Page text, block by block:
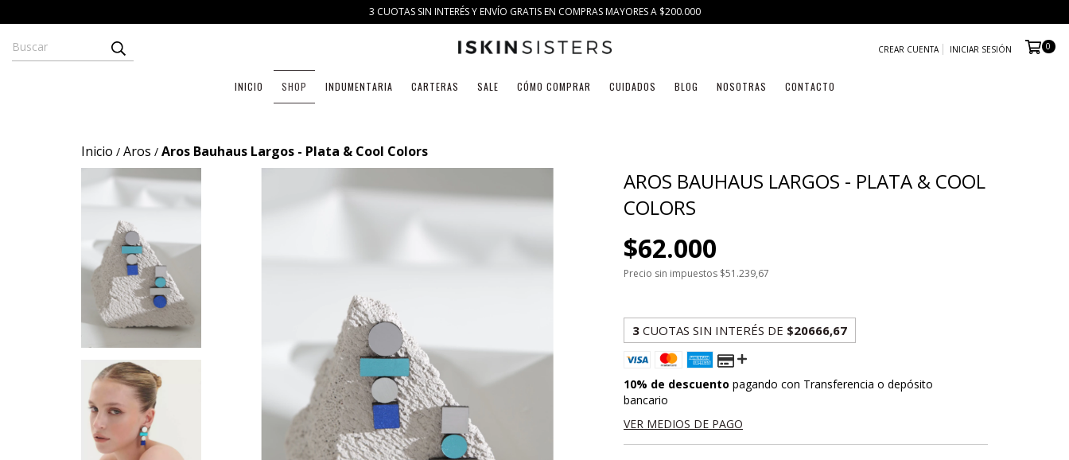
3 CUOTAS SIN INTERÉS Y ENVÍO GRATIS EN COMPRAS MAYORES A $200.000
CREAR CUENTA INICIAR SESIÓN 0
INICIO SHOP INDUMENTARIA CARTERAS SALE CÓMO COMPRAR CUIDADOS BLOG NOSOTRAS CONTACTO
Inicio / Aros / Aros Bauhaus Largos - Plata & Cool Colors
AROS BAUHAUS LARGOS - PLATA & COOL
COLORS
$62.000
Precio sin impuestos $51.239,67
3 CUOTAS SIN INTERÉS DE $20666,67
10% de descuento pagando con Transferencia o depósito
bancario
VER MEDIOS DE PAGO